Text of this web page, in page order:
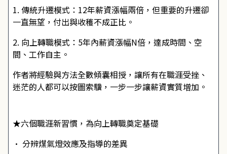
1. 傳統升遷模式：12年薪資漲幅兩倍，但重要的升遷卻
一直無望，付出與收穫不成正比。
2. 向上轉職模式：5年內薪資漲幅N倍，達成時間、空
間、工作自主。
作者將經驗與方法全數傾囊相授，讓所有在職涯受挫、
迷茫的人都可以按圖索驥，一步一步讓薪資實質增加。
★六個職涯新習慣，為向上轉職奠定基礎
• 分辨煤氣燈效應及指導的差異